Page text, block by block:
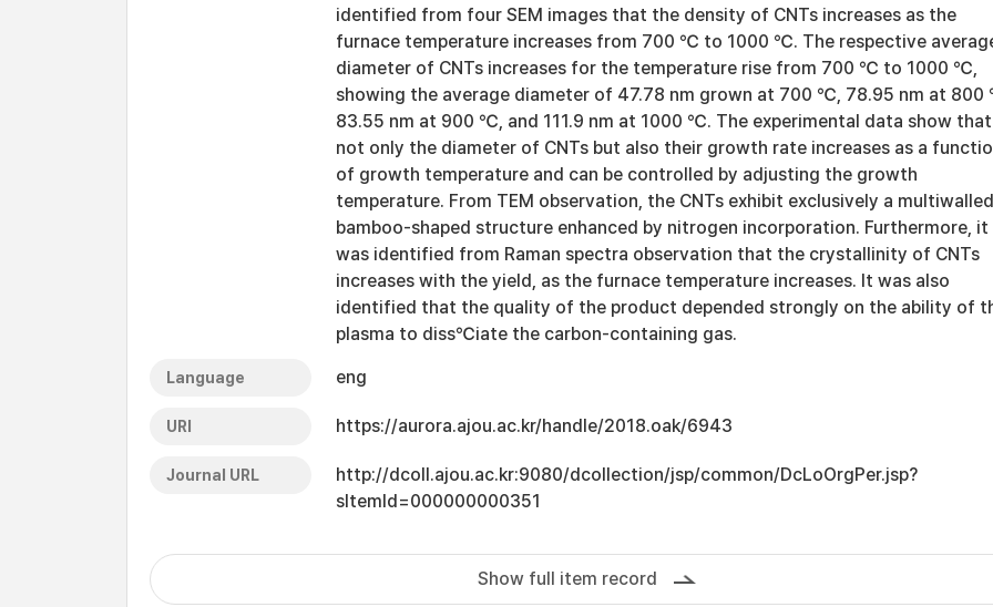
identified from four SEM images that the density of CNTs increases as the
furnace temperature increases from 700 ℃ to 1000 ℃. The respective
diameter of CNTs increases for the temperature rise from 700 ℃ to 1000 ℃,
showing the average diameter of 47.78 nm grown at 700 ℃, 78.95 nm at
83.55 nm at 900 ℃, and 111.9 nm at 1000 ℃. The experimental data show that
not only the diameter of CNTs but also their growth rate increases as a
of growth temperature and can be controlled by adjusting the growth
temperature. From TEM observation, the CNTs exhibit exclusively a multiwalled
bamboo-shaped structure enhanced by nitrogen incorporation. Furthermore, it
was identified from Raman spectra observation that the crystallinity of CNTs
increases with the yield, as the furnace temperature increases. It was also
identified that the quality of the product depended strongly on the ability of
plasma to diss℃iate the carbon-containing gas.
Language eng
URI https://aurora.ajou.ac.kr/handle/2018.oak/6943
Journal URL
http://dcoll.ajou.ac.kr:9080/dcollection/jsp/common/DcLoOrgPer.jsp?
sItemId=000000000351
Show full item record